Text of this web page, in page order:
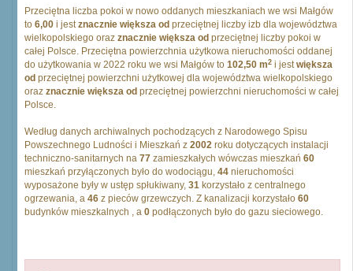
Przeciętna liczba pokoi w nowo oddanych mieszkaniach we wsi Małgów
to 6,00 i jestznacznie większa od przeciętnej liczby izb dla województwa
wielkopolskiego oraz znacznie większa od przeciętnej liczby pokoi w
całej Polsce. Przeciętna powierzchnia użytkowa nieruchomości oddanej
do użytkowania w 2022 roku we wsi Małgów to 102,50 m2 i jestwiększa
od przeciętnej powierzchni użytkowej dla województwa wielkopolskiego
oraz znacznie większa od przeciętnej powierzchni nieruchomości w całej
Polsce.
Według danych archiwalnych pochodzących z Narodowego Spisu
Powszechnego Ludności i Mieszkań z 2002 roku dotyczących instalacji
techniczno-sanitarnych na 77 zamieszkałych wówczas mieszkań 60
mieszkań przyłączonych było do wodociągu, 44 nieruchomości
wyposażone były w ustęp spłukiwany, 31 korzystało z centralnego
ogrzewania, a 46 z pieców grzewczych. Z kanalizacji korzystało 60
budynków mieszkalnych , a 0 podłączonych było do gazu sieciowego.